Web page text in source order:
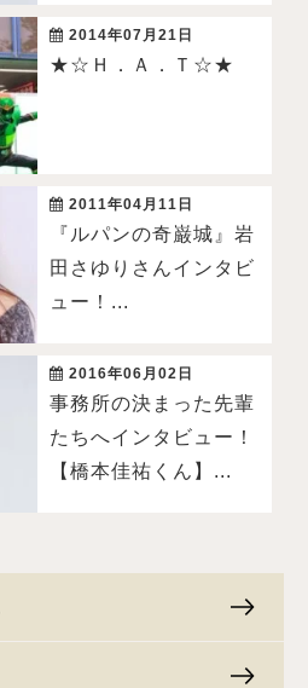
2014年07月21日
★☆Ｈ．Ａ．Ｔ☆★
2011年04月11日
『ルパンの奇巌城』岩
田さゆりさんインタビ
ュー！...
2016年06月02日
事務所の決まった先輩
たちへインタビュー！
【橋本佳祐くん】...